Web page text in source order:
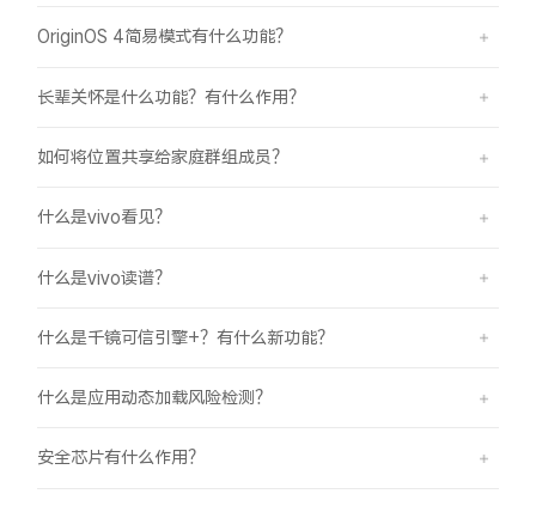
OriginOS 4简易模式有什么功能？
长辈关怀是什么功能？有什么作用？
如何将位置共享给家庭群组成员？
什么是vivo看见？
什么是vivo读谱？
什么是千镜可信引擎+？有什么新功能？
什么是应用动态加载风险检测？
安全芯片有什么作用？